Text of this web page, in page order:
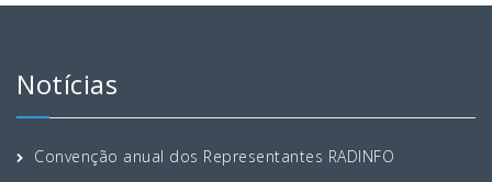
Notícias
Convenção anual dos Representantes RADINFO